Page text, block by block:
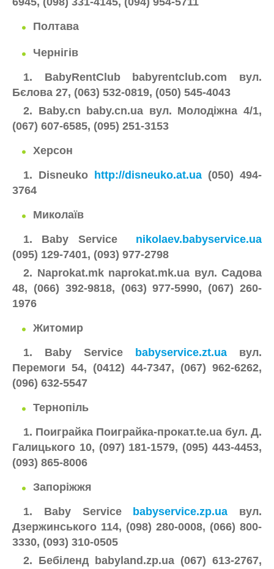
Полтава
Чернігів
1. BabyRentClub
babyrentclub.com вул.
Бєлова 27, (063) 532-0819, (050) 545-4043
2. Baby.cn baby.cn.ua вул. Молодіжна 4/1,
(067) 607-6585, (095) 251-3153
Херсон
1. Disneuko
http://disneuko.at.ua (050) 494-
3764
Миколаїв
1. Baby Service nikolaev.babyservice.ua
(095) 129-7401, (093) 977-2798
2. Naprokat.mk naprokat.mk.ua вул. Садова
48, (066) 392-9818, (063) 977-5990, (067) 260-
1976
Житомир
1. Baby Service
babyservice.zt.ua вул.
Перемоги 54, (0412) 44-7347, (067) 962-6262,
(096) 632-5547
Тернопіль
1. Поиграйка Поиграйка-прокат.te.ua бул. Д.
Галицького 10, (097) 181-1579, (095) 443-4453,
(093) 865-8006
Запоріжжя
1. Baby Service
babyservice.zp.ua вул.
Дзержинського 114, (098) 280-0008, (066) 800-
3330, (093) 310-0505
2. Бебіленд babyland.zp.ua (067) 613-2767,